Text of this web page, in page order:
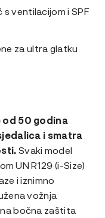
ventilacijom i SPF
za ultra glatku
od 50 godina
i smatra
Svaki model
UN R129 (i-Size)
i iznimno
vožnja
bočna zaštita